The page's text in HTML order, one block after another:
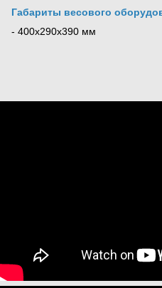
Габариты весового
- 400х290х390 мм